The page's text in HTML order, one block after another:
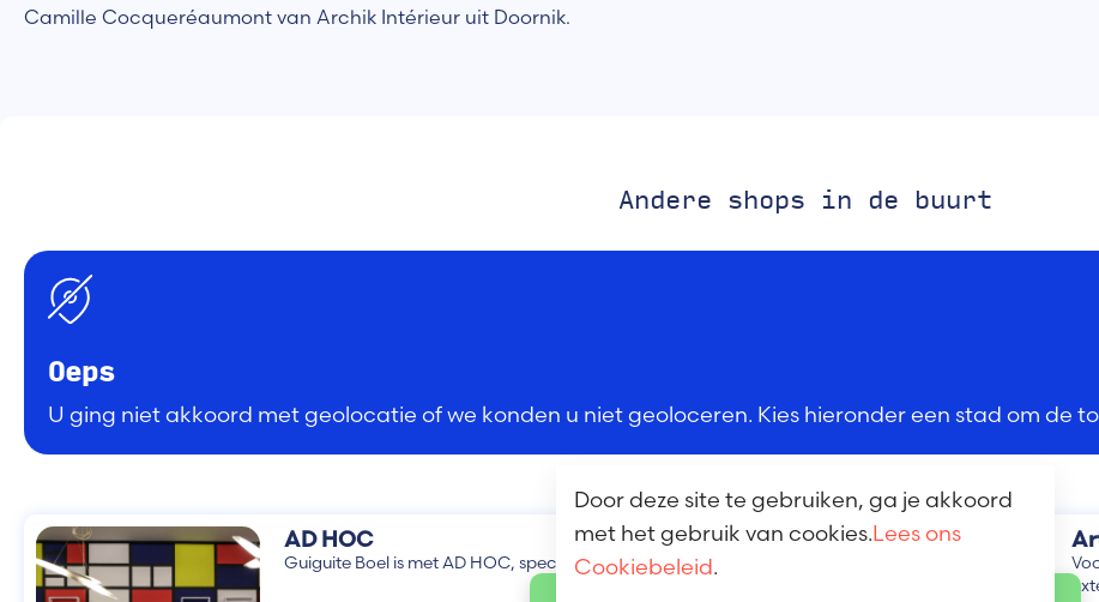
Camille Cocqueréaumont van Archik Intérieur uit Doornik.
Andere shops in de buurt
Oeps
U ging niet akkoord met geolocatie of we konden u niet geoloceren. Kies hieronder een stad om de
AD HOC
Guiguite Boel is met AD HOC, speciaalzaak voor(...)
Door deze site te gebruiken, ga je akkoord
met het gebruik van cookies.Lees ons
Cookiebeleid.